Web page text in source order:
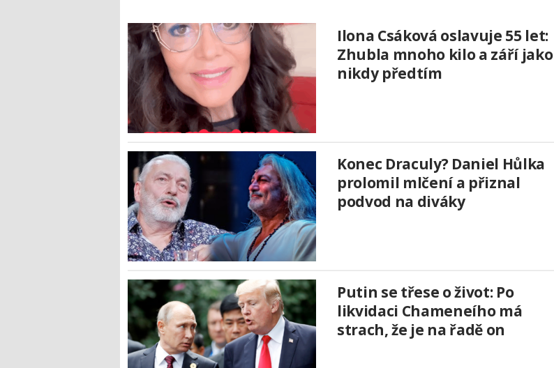
Ilona Csáková oslavuje 55 let:
Zhubla mnoho kilo a září jako
nikdy předtím
Konec Draculy? Daniel Hůlka
prolomil mlčení a přiznal
podvod na diváky
Putin se třese o život: Po
likvidaci Chameneího má
strach, že je na řadě on